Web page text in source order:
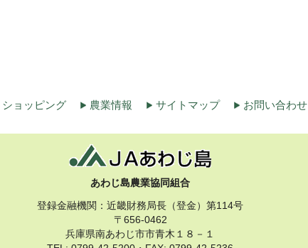
ショッピング 農業情報 サイトマップ お問い合わせ
あわじ島農業協同組合
登録金融機関：近畿財務局長（登金）第114号
〒656-0462
兵庫県南あわじ市市青木１８－１